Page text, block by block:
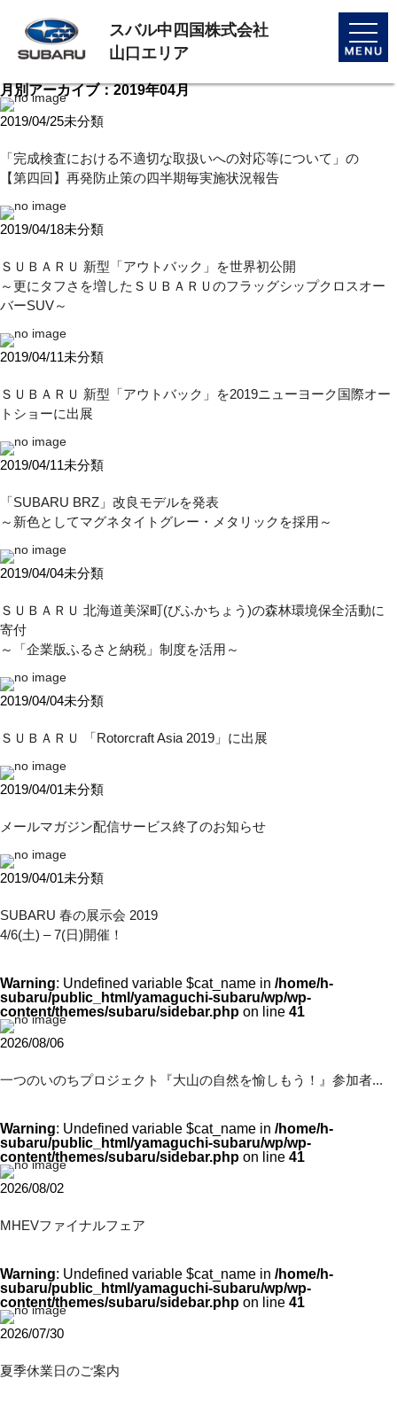
toggle
スバル中四国株式会社
山口エリア
月別アーカイブ：2019年04月
2019/04/25未分類
「完成検査における不適切な取扱いへの対応等について」の
【第四回】再発防止策の四半期毎実施状況報告
2019/04/18未分類
ＳＵＢＡＲＵ 新型「アウトバック」を世界初公開
～更にタフさを増したＳＵＢＡＲＵのフラッグシップクロスオー
バーSUV～
2019/04/11未分類
ＳＵＢＡＲＵ 新型「アウトバック」を2019ニューヨーク国際オー
トショーに出展
2019/04/11未分類
「SUBARU BRZ」改良モデルを発表
～新色としてマグネタイトグレー・メタリックを採用～
2019/04/04未分類
ＳＵＢＡＲＵ 北海道美深町(びふかちょう)の森林環境保全活動に
寄付
～「企業版ふるさと納税」制度を活用～
2019/04/04未分類
ＳＵＢＡＲＵ 「Rotorcraft Asia 2019」に出展
2019/04/01未分類
メールマガジン配信サービス終了のお知らせ
2019/04/01未分類
SUBARU 春の展示会 2019
4/6(土) – 7(日)開催！
Warning: Undefined variable $cat_name in /home/h-
subaru/public_html/yamaguchi-subaru/wp/wp-
content/themes/subaru/sidebar.php on line 41
2026/08/06
一つのいのちプロジェクト『大山の自然を愉しもう！』参加者...
Warning: Undefined variable $cat_name in /home/h-
subaru/public_html/yamaguchi-subaru/wp/wp-
content/themes/subaru/sidebar.php on line 41
2026/08/02
MHEVファイナルフェア
Warning: Undefined variable $cat_name in /home/h-
subaru/public_html/yamaguchi-subaru/wp/wp-
content/themes/subaru/sidebar.php on line 41
2026/07/30
夏季休業日のご案内